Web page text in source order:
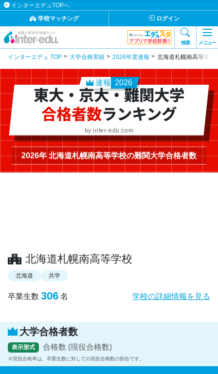
インターエデュTOPへ
学校マッチング
ログイン
検索 メニュー
インターエデュ TOP 大学合格実績 2026年度速報 北海道札幌南高等学校
速報 2026
東大・京大・難関大学
合格者数ランキング
by inter-edu.com
2026年 北海道札幌南高等学校の難関大学合格者数
北海道札幌南高等学校
北海道 共学
卒業生数 306 名 学校の詳細情報を見る
大学合格者数
表示形式 合格数 (現役合格数)
現役合格率は、卒業生数に対しての現役合格数の割合です。